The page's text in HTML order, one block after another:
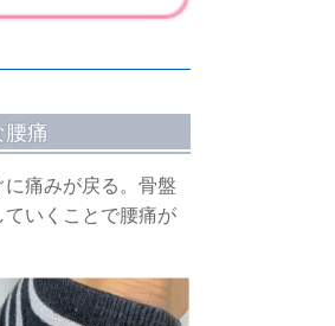
腰痛
痛みが戻る。骨盤
いくことで腰痛が